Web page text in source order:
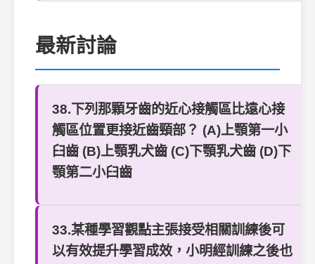
最新討論
38.下列那顆牙齒的近心接觸區比遠心接
觸區位置更接近齒頸部？ (A)上顎第一小
臼齒 (B)上顎乳犬齒 (C)下顎乳犬齒 (D)下
顎第二小臼齒
33.某種學習觀點主張接受相關訓練後可
以有效提升學習成效，小明經訓練之後也